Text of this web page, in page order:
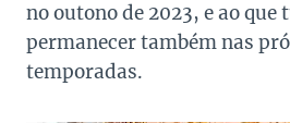
no outono de 2023, e ao que
permanecer também nas
temporadas.